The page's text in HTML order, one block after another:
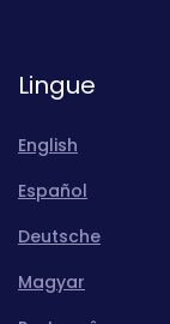
Lingue
English
Español
Deutsche
Magyar